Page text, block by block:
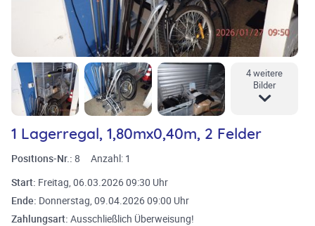
4 weitere
Bilder
1 Lagerregal, 1,80mx0,40m, 2 Felder
Positions-Nr.: 8 Anzahl: 1
Start: Freitag, 06.03.2026 09:30 Uhr
Ende: Donnerstag, 09.04.2026 09:00 Uhr
Zahlungsart: Ausschließlich Überweisung!